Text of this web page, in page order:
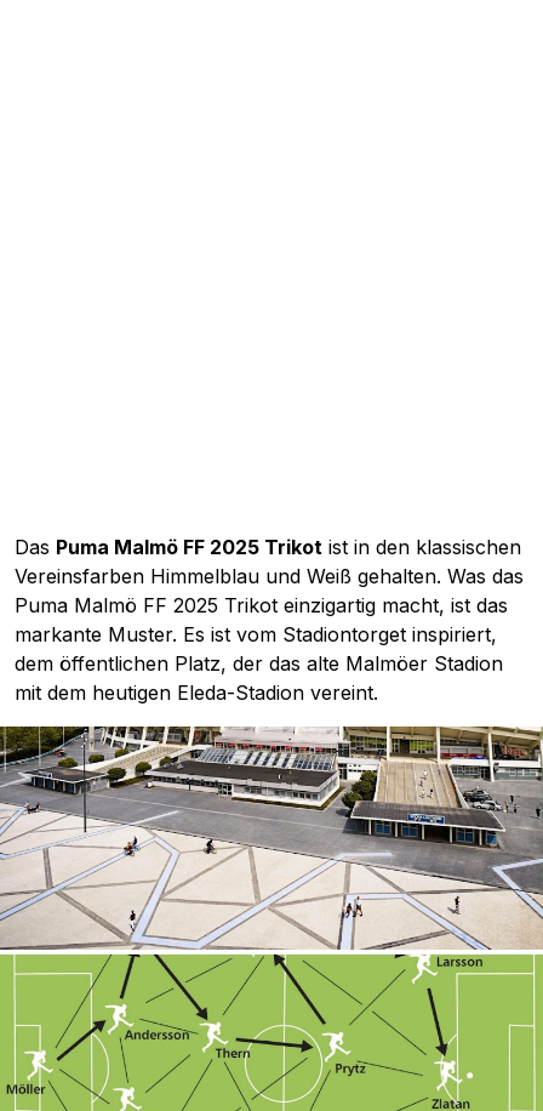
Das Puma Malmö FF 2025 Trikot ist in den klassischen
Vereinsfarben Himmelblau und Weiß gehalten. Was das
Puma Malmö FF 2025 Trikot einzigartig macht, ist das
markante Muster. Es ist vom Stadiontorget inspiriert,
dem öffentlichen Platz, der das alte Malmöer Stadion
mit dem heutigen Eleda-Stadion vereint.